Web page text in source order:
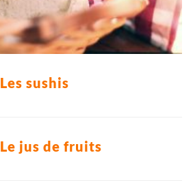
Les sushis
Le jus de fruits